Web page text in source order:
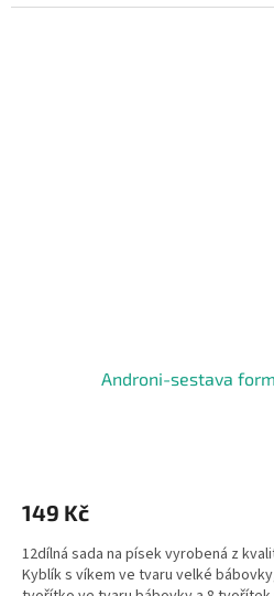
Androni-sestava
149 Kč
12dílná sada na písek vyrobená z
Kyblík s víkem ve tvaru velké